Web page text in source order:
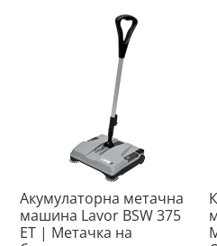
Акумулаторна метачна
машина Lavor BSW 375
ET | Метачка на